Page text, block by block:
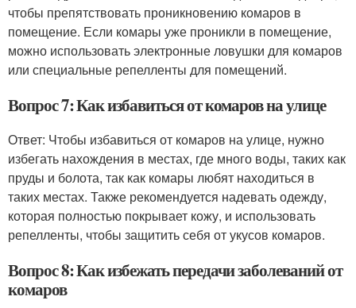
чтобы препятствовать проникновению комаров в
помещение. Если комары уже проникли в помещение,
можно использовать электронные ловушки для комаров
или специальные репелленты для помещений.
Вопрос 7: Как избавиться от комаров на улице
Ответ: Чтобы избавиться от комаров на улице, нужно
избегать нахождения в местах, где много воды, таких как
пруды и болота, так как комары любят находиться в
таких местах. Также рекомендуется надевать одежду,
которая полностью покрывает кожу, и использовать
репелленты, чтобы защитить себя от укусов комаров.
Вопрос 8: Как избежать передачи заболеваний от
комаров